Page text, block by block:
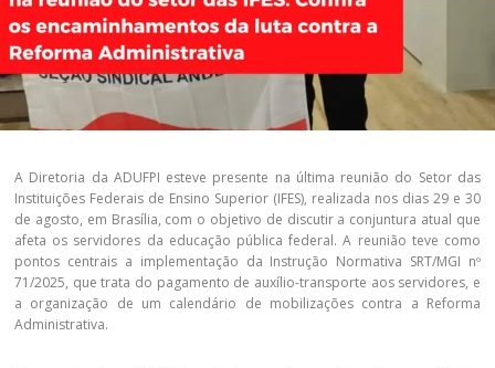
A Diretoria da ADUFPI esteve presente na última reunião do Setor das
Instituições Federais de Ensino Superior (IFES), realizada nos dias 29 e 30
de agosto, em Brasília, com o objetivo de discutir a conjuntura atual que
afeta os servidores da educação pública federal. A reunião teve como
pontos centrais a implementação da Instrução Normativa SRT/MGI nº
71/2025, que trata do pagamento de auxílio-transporte aos servidores, e
a organização de um calendário de mobilizações contra a Reforma
Administrativa.